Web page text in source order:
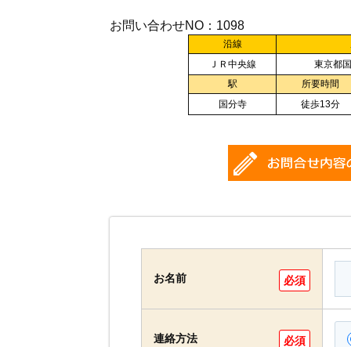
お問い合わせNO：1098
沿線
ＪＲ中央線
東京都
駅
所要時間
国分寺
徒歩13分
お名前 必須
連絡方法 必須